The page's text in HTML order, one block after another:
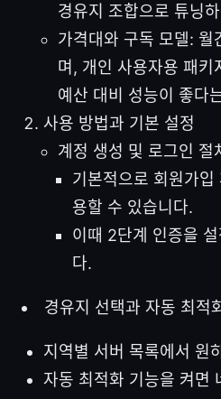
경유지 조합으로 튜닝
가격대와 구독 모델: 월
며, 개인 사용자용 패키
예산 대비 성능이 좋다
사용 방법과 기본 설정
계정 생성 및 로그인 절
기본적으로 회원가
용할 수 있습니다.
이때 2단계 인증을
다.
경유지 선택과 자동 최적
지역별 서버 목록에서 원
자동 최적화 기능을 켜면